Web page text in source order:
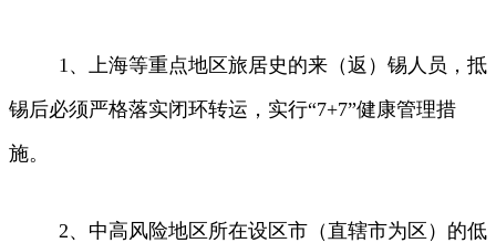
1、上海等重点地区旅居史的来（返）锡人员，抵
锡后必须严格落实闭环转运，实行“7+7”健康管理措
施。
2、中高风险地区所在设区市（直辖市为区）的低